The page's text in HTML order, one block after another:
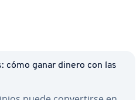
cómo ganar dinero con las